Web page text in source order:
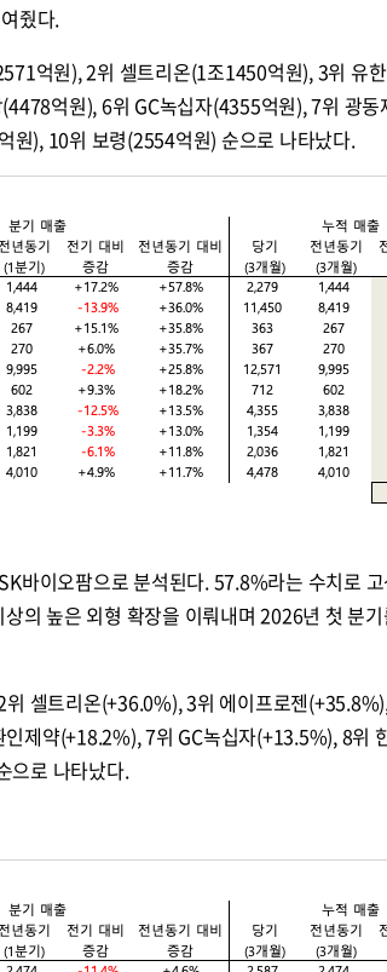
줬다.
억원), 2위 셀트리온(1조1450억원), 3위 유
억원), 6위 GC녹십자(4355억원), 7위 광동
원), 10위 보령(2554억원) 순으로 나타났다.
바이오팜으로 분석된다. 57.8%라는 수치로
의 높은 외형 확장을 이뤄내며 2026년 첫 분
셀트리온(+36.0%), 3위 에이프로젠
제약(+18.2%), 7위 GC녹십자(+13.5%), 8위
으로 나타났다.